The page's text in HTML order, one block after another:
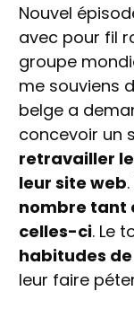
Nouvel
avec pour fil
groupe
me souviens
belge a
concevoir un
retravailler
leur site web
nombre tant
celles-ci. Le
habitudes
leur faire